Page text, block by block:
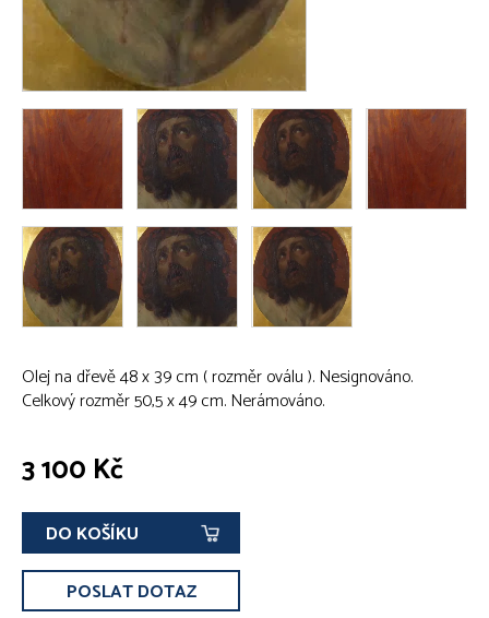
Olej na dřevě 48 x 39 cm ( rozměr oválu ). Nesignováno.
Celkový rozměr 50,5 x 49 cm. Nerámováno.
3 100 Kč
DO KOŠÍKU
POSLAT DOTAZ